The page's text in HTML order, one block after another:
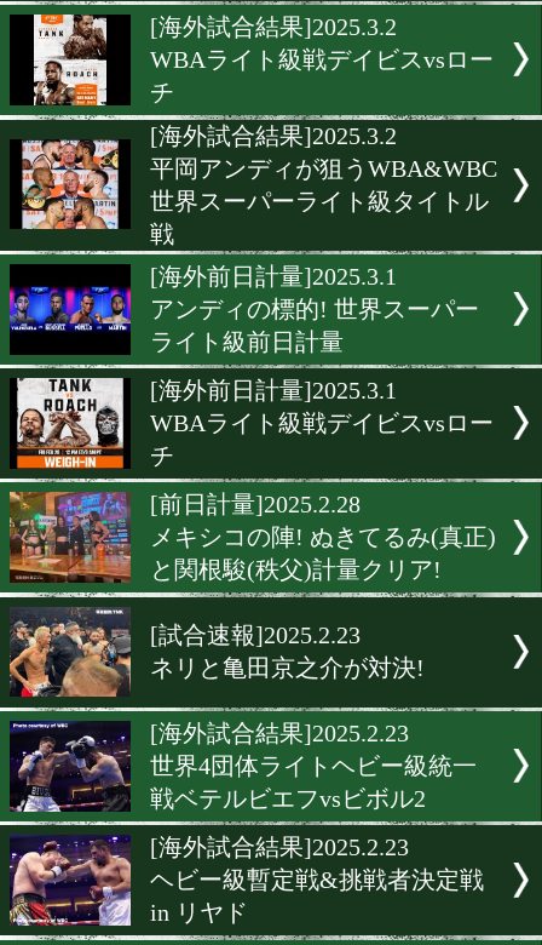
ニックボールとドヘニー、
ちが勝った?
[前日計量]2025.3.15
ニック・ボールとTJ・ドヘ
がヒートアップ!
[海外世界戦日程]2025.3.13
井上尚弥の次戦は5月4日ベ
[海外試合結果]2025.3.2
WBAライト級戦デイビス
チ
[海外試合結果]2025.3.2
平岡アンディが狙う
世界スーパーライト級タイ
戦
アンディの標的! 世界スー
ライト級前日計量
[海外前日計量]2025.3.1
WBAライト級戦デイビス
チ